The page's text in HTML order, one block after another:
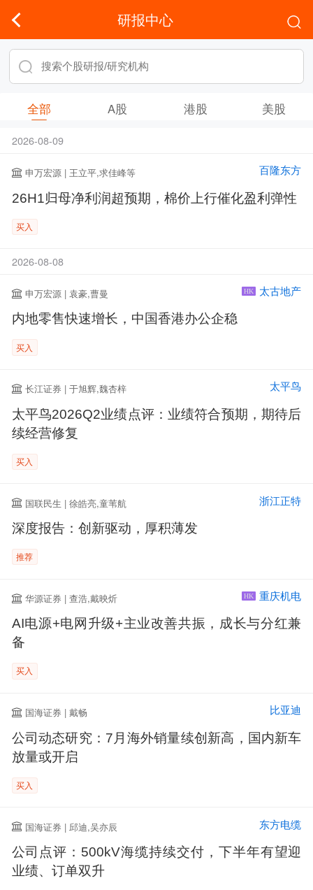
研报中心
全部 A股 港股 美股
2026-08-09
申万宏源 | 王立平,求佳峰等 百隆东方
26H1归母净利润超预期，棉价上行催化盈利弹性
买入
2026-08-08
申万宏源 | 袁豪,曹曼 HK 太古地产
内地零售快速增长，中国香港办公企稳
买入
长江证券 | 于旭辉,魏杏梓 太平鸟
太平鸟2026Q2业绩点评：业绩符合预期，期待后
续经营修复
买入
国联民生 | 徐皓亮,童苇航 浙江正特
深度报告：创新驱动，厚积薄发
推荐
华源证券 | 查浩,戴映炘 HK 重庆机电
AI电源+电网升级+主业改善共振，成长与分红兼
备
买入
国海证券 | 戴畅 比亚迪
公司动态研究：7月海外销量续创新高，国内新车
放量或开启
买入
国海证券 | 邱迪,吴亦辰 东方电缆
公司点评：500kV海缆持续交付，下半年有望迎
业绩、订单双升